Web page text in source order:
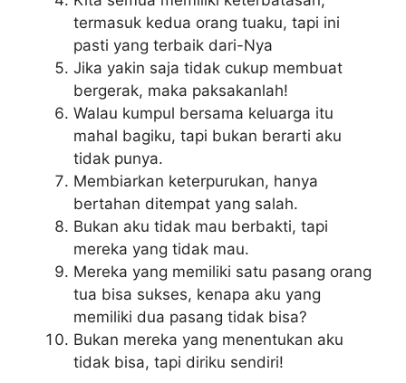
termasuk kedua orang tuaku, tapi ini
pasti yang terbaik dari-Nya
Jika yakin saja tidak cukup membuat
bergerak, maka paksakanlah!
Walau kumpul bersama keluarga itu
mahal bagiku, tapi bukan berarti aku
tidak punya.
Membiarkan keterpurukan, hanya
bertahan ditempat yang salah.
Bukan aku tidak mau berbakti, tapi
mereka yang tidak mau.
Mereka yang memiliki satu pasang orang
tua bisa sukses, kenapa aku yang
memiliki dua pasang tidak bisa?
Bukan mereka yang menentukan aku
tidak bisa, tapi diriku sendiri!